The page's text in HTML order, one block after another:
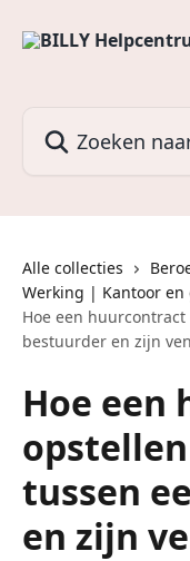
Alle collecties
Werking | Kantoor en
Hoe een
bestuurder en zijn
Hoe een
tussen
en zijn